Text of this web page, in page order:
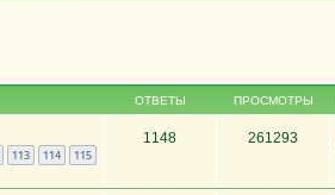
ОТВЕТЫ ПРОСМОТРЫ
113 114 115
1148 261293